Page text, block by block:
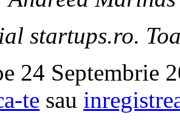
startups.ro.
24 Septembrie
te sau